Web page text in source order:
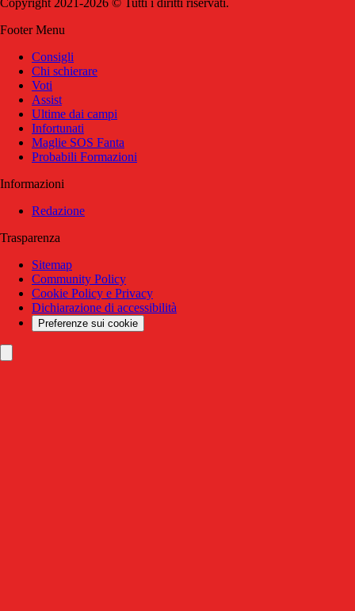
Copyright 2021-2026 © Tutti i diritti riservati.
Footer Menu
Consigli
Chi schierare
Voti
Assist
Ultime dai campi
Infortunati
Maglie SOS Fanta
Probabili Formazioni
Informazioni
Redazione
Trasparenza
Sitemap
Community Policy
Cookie Policy e Privacy
Dichiarazione di accessibilità
Preferenze sui cookie